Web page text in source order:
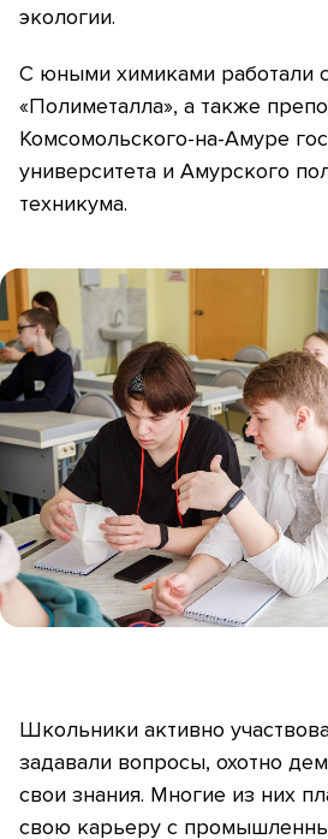
экологии.
С юными химиками работали
«Полиметалла», а также
Комсомольского-на-Амуре
университета и Амурского
техникума.
Школьники активно
задавали вопросы, охотно
свои знания. Многие из них
свою карьеру с